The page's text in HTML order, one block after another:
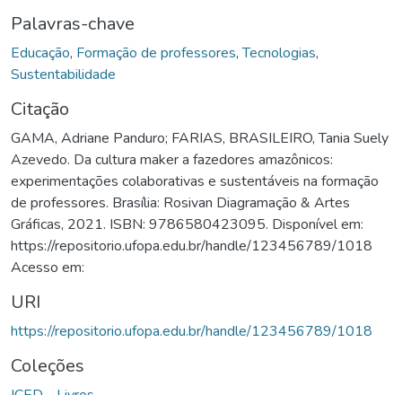
Palavras-chave
Educação, Formação de professores,Tecnologias,
Sustentabilidade
Citação
GAMA, Adriane Panduro; FARIAS, BRASILEIRO, Tania Suely
Azevedo. Da cultura maker a fazedores amazônicos:
experimentações colaborativas e sustentáveis na formação
de professores. Brasília: Rosivan Diagramação & Artes
Gráficas, 2021. ISBN: 9786580423095. Disponível em:
https://repositorio.ufopa.edu.br/handle/123456789/1018
Acesso em:
URI
https://repositorio.ufopa.edu.br/handle/123456789/1018
Coleções